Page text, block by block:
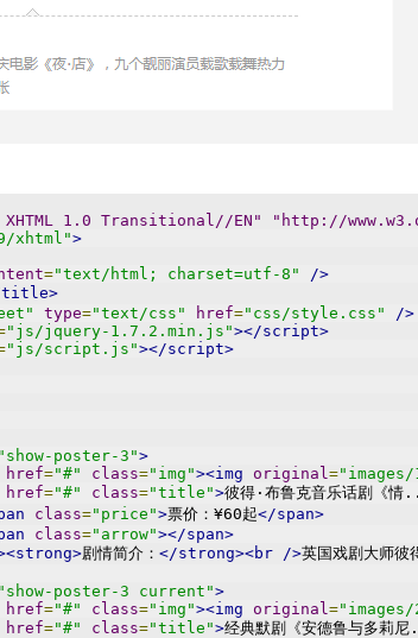
XHTML 1.0 Transitional//EN" "http://
xhtml">
="text/html; charset=utf-8"
/>
title>
type="text/css" href="css/style.css"
/>
"js/jquery-1.7.2.min.js"></script>
"js/script.js"></script>
"show-poster-3">
href="#" class="img"><img original=
href="#" class="title">彼得·布鲁克音乐话剧《情
class="price">票价：¥60起</span>
class="arrow"></span>
剧情简介： </strong><br />英国戏剧大师彼
"show-poster-3 current">
href="#" class="img"><img original=
href="#" class="title">经典默剧《安德鲁与多莉